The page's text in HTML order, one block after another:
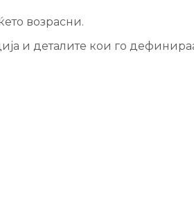
возрасни.
и деталите кои го